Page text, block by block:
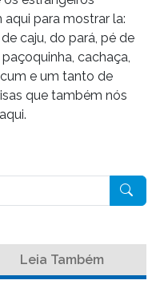
para mostrar la:
caju, do pará, pé de
cachaça,
e um tanto de
que também nós
Leia Também